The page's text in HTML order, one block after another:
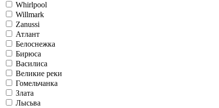
Whirlpool
Willmark
Zanussi
Атлант
Белоснежка
Бирюса
Василиса
Великие реки
Гомельчанка
Злата
Лысьва